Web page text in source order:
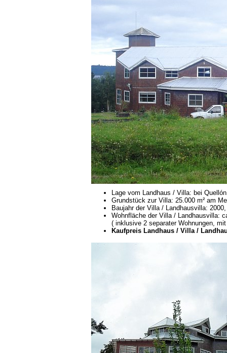
Lage vom Landhaus / Villa: bei
Grundstück zur Villa: 25.000 m² am
Baujahr der Villa / Landhausvilla:
Wohnfläche der Villa / Landhausvilla:
( inklusive 2 separater Wohnungen, mit
Kaufpreis Landhaus / Villa /